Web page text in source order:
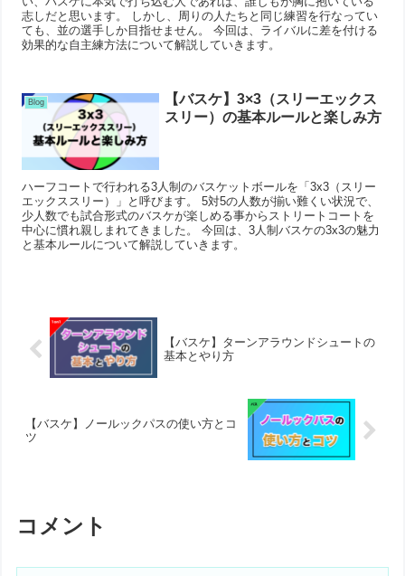
志しだと思います。 しかし、周りの人たちと同じ練習を行なってい
ても、並の選手しか目指せません。 今回は、ライバルに差を付ける
効果的な自主練方法について解説していきます。
Blog
【バスケ】3×3（スリーエックス
スリー）の基本ルールと楽しみ方
ハーフコートで行われる3人制のバスケットボールを「3x3（スリー
エックススリー）」と呼びます。 5対5の人数が揃い難くい状況で、
少人数でも試合形式のバスケが楽しめる事からストリートコートを
中心に慣れ親しまれてきました。 今回は、3人制バスケの3x3の魅力
と基本ルールについて解説していきます。
【バスケ】ターンアラウンドシュートの
基本とやり方
【バスケ】ノールックパスの使い方とコ
ツ
コメント